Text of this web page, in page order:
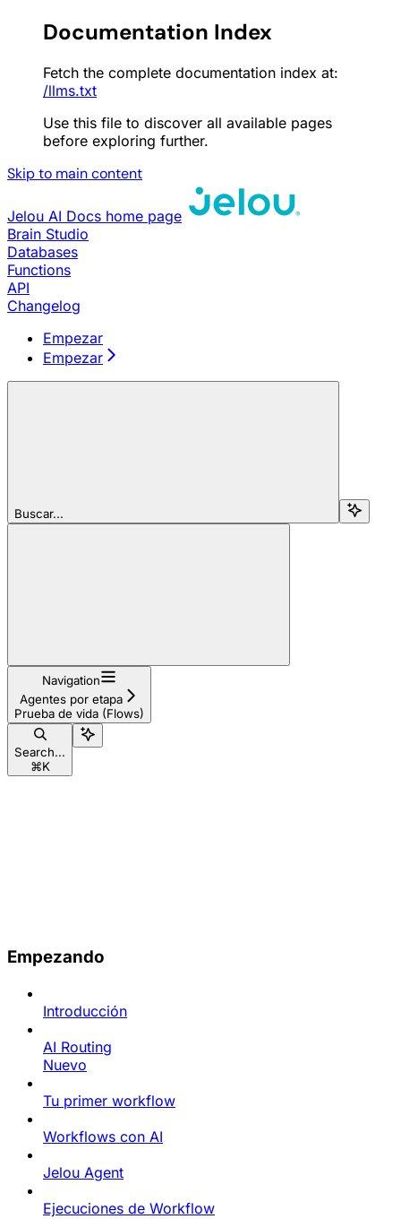
Documentation Index
Fetch the complete documentation index at:
/llms.txt
Use this file to discover all available pages
before exploring further.
Skip to main content
Jelou AI Docs home page
Brain Studio
Databases
Functions
API
Changelog
Empezar
Empezar
Buscar...
Navigation
Agentes por etapa
Prueba de vida (Flows)
Search...
⌘K
Empezando
Introducción
AI Routing
Nuevo
Tu primer workflow
Workflows con AI
Jelou Agent
Ejecuciones de Workflow